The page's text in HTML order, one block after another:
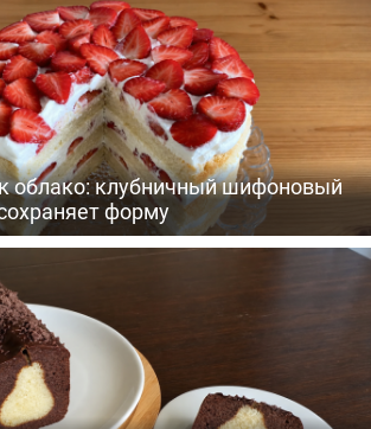
облако: клубничный шифоновый
форму